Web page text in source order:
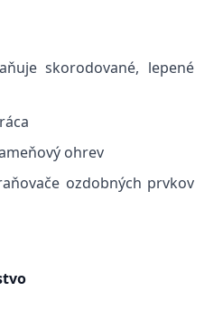
skorodované, lepené
ohrev
ozdobných prvkov